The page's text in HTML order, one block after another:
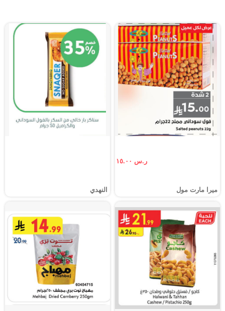
ر.س ١٥.٠٠
ميرا مارت مول النهدي